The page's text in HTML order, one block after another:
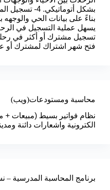
بشكل
بناءً على بيانات الحي
فتح شهر اشتراك لمشترك أو
محاسبة ومستودعات(ويب)
نظام فواتير بسيط (مبيعات +
الكترونية واشعارات دائنة
برنامج المحاسبة المدرسية –